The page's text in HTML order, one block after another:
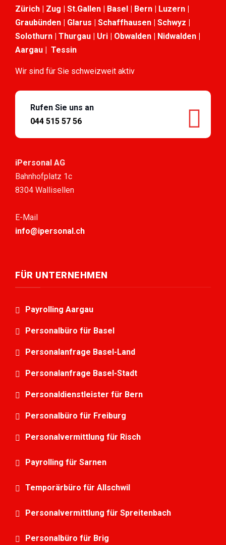
Zürich | Zug | St.Gallen | Basel | Bern | Luzern |
Graubünden | Glarus | Schaffhausen | Schwyz |
Solothurn | Thurgau | Uri | Obwalden | Nidwalden |
Aargau | Tessin
Wir sind für Sie schweizweit aktiv
Rufen Sie uns an
044 515 57 56
iPersonal AG
Bahnhofplatz 1c
8304 Wallisellen
E-Mail
info@ipersonal.ch
FÜR UNTERNEHMEN
Payrolling Aargau
Personalbüro für Basel
Personalanfrage Basel-Land
Personalanfrage Basel-Stadt
Personaldienstleister für Bern
Personalbüro für Freiburg
Personalvermittlung für Risch
Payrolling für Sarnen
Temporärbüro für Allschwil
Personalvermittlung für Spreitenbach
Personalbüro für Brig